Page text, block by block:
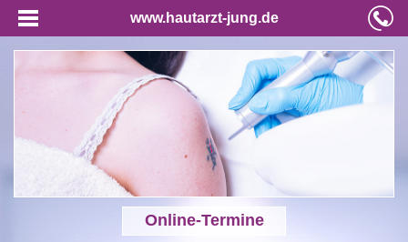
www.hautarzt-jung.de
Online-Termine